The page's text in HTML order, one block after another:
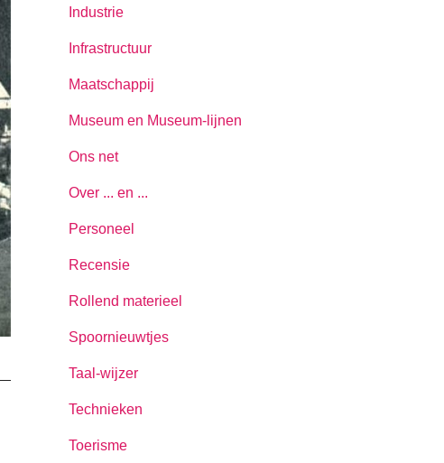
Industrie
Infrastructuur
Maatschappij
Museum en Museum-lijnen
Ons net
Over ... en ...
Personeel
Recensie
Rollend materieel
Spoornieuwtjes
Taal-wijzer
Technieken
Toerisme